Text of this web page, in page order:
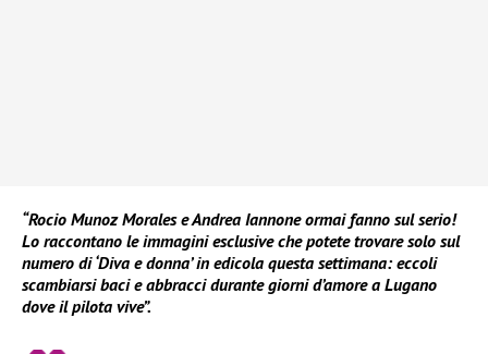
“Rocio Munoz Morales e Andrea Iannone ormai fanno sul serio!
Lo raccontano le immagini esclusive che potete trovare solo sul
numero di ‘Diva e donna’ in edicola questa settimana: eccoli
scambiarsi baci e abbracci durante giorni d’amore a Lugano
dove il pilota vive”.